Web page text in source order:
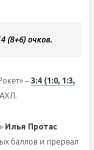
(8+6) очков.
– 3:4 (1:0, 1:3,
Илья Протас
баллов и прервал